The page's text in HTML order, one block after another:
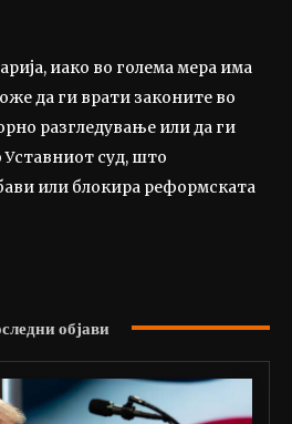
иако во голема мера има
да ги врати законите во
разгледување или да ги
Уставниот суд, што
или блокира реформската
објави